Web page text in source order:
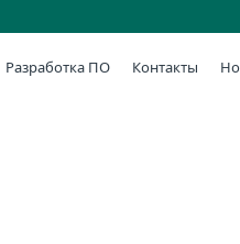
Разработка ПО Контакты